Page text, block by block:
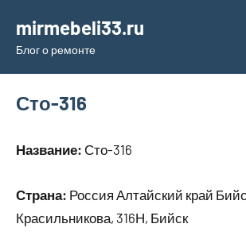
содержимому
mirmebeli33.ru
Блог о ремонте
Сто-316
Название: Сто-316
Страна: Россия Алтайский край
Красильникова, 316Н, Бийск